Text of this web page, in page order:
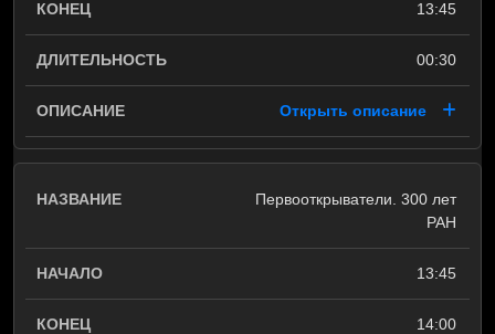
13:45
00:30
Открыть описание
Первооткрыватели. 300 лет
РАН
13:45
14:00